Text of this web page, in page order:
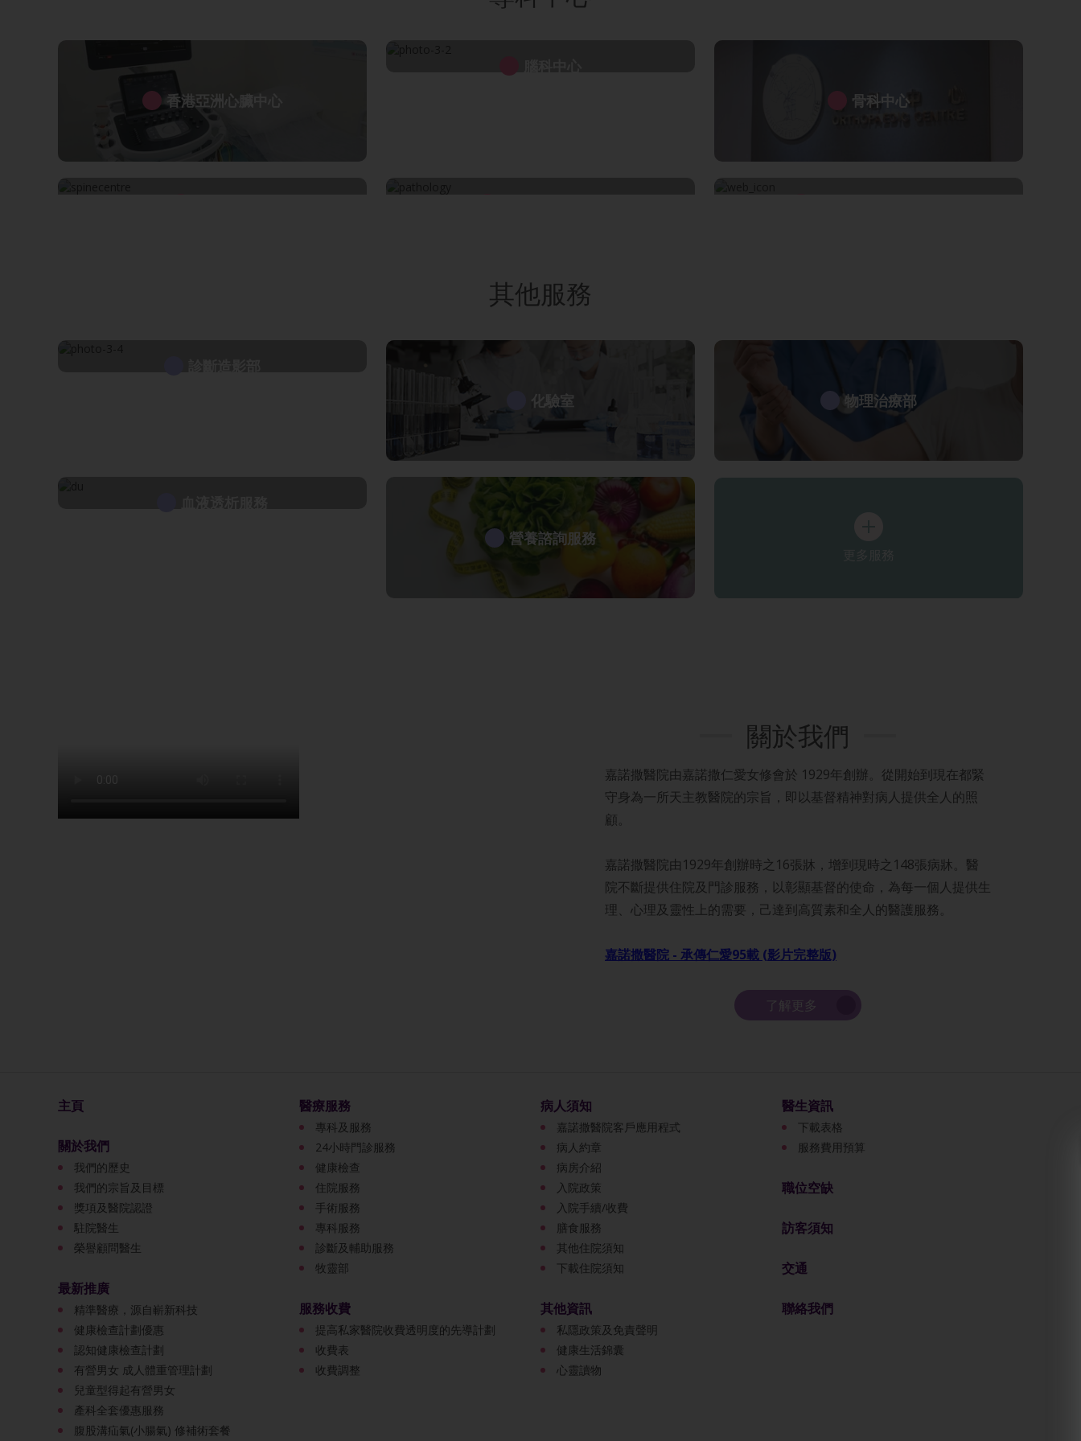
香港亞洲心臟中心
骨科中心
其他服務
化驗室
物理治療部
營養諮詢服務
關於我們
嘉諾撒醫院由嘉諾撒仁愛女修會於 1929年創辦。從開始到現在都緊
守身為一所天主教醫院的宗旨，即以基督精神對病人提供全人的照
顧。
嘉諾撒醫院由1929年創辦時之16張牀，增到現時之148張病牀。醫
院不斷提供住院及門診服務，以彰顯基督的使命，為每一個人提供生
理、心理及靈性上的需要，己達到高質素和全人的醫護服務。
嘉諾撒醫院 - 承傳仁愛95載 (影片完整版)
了解更多
主頁
關於我們
我們的歷史
我們的宗旨及目標
獎項及醫院認證
駐院醫生
榮譽顧問醫生
最新推廣
精準醫療，源自嶄新科技
健康檢查計劃優惠
認知健康檢查計劃
有營男女 成人體重管理計劃
兒童型得起有營男女
產科全套優惠服務
腹股溝疝氣(小腸氣) 修補術套餐
醫療服務
專科及服務
24小時門診服務
健康檢查
住院服務
手術服務
專科服務
診斷及輔助服務
牧靈部
服務收費
提高私家醫院收費透明度的先導計劃
收費表
收費調整
病人須知
嘉諾撒醫院客戶應用程式
病人約章
病房介紹
入院政策
入院手續/收費
膳食服務
其他住院須知
下載住院須知
其他資訊
私隱政策及免責聲明
健康生活錦囊
心靈讀物
醫生資訊
下載表格
服務費用預算
職位空缺
訪客須知
交通
聯絡我們